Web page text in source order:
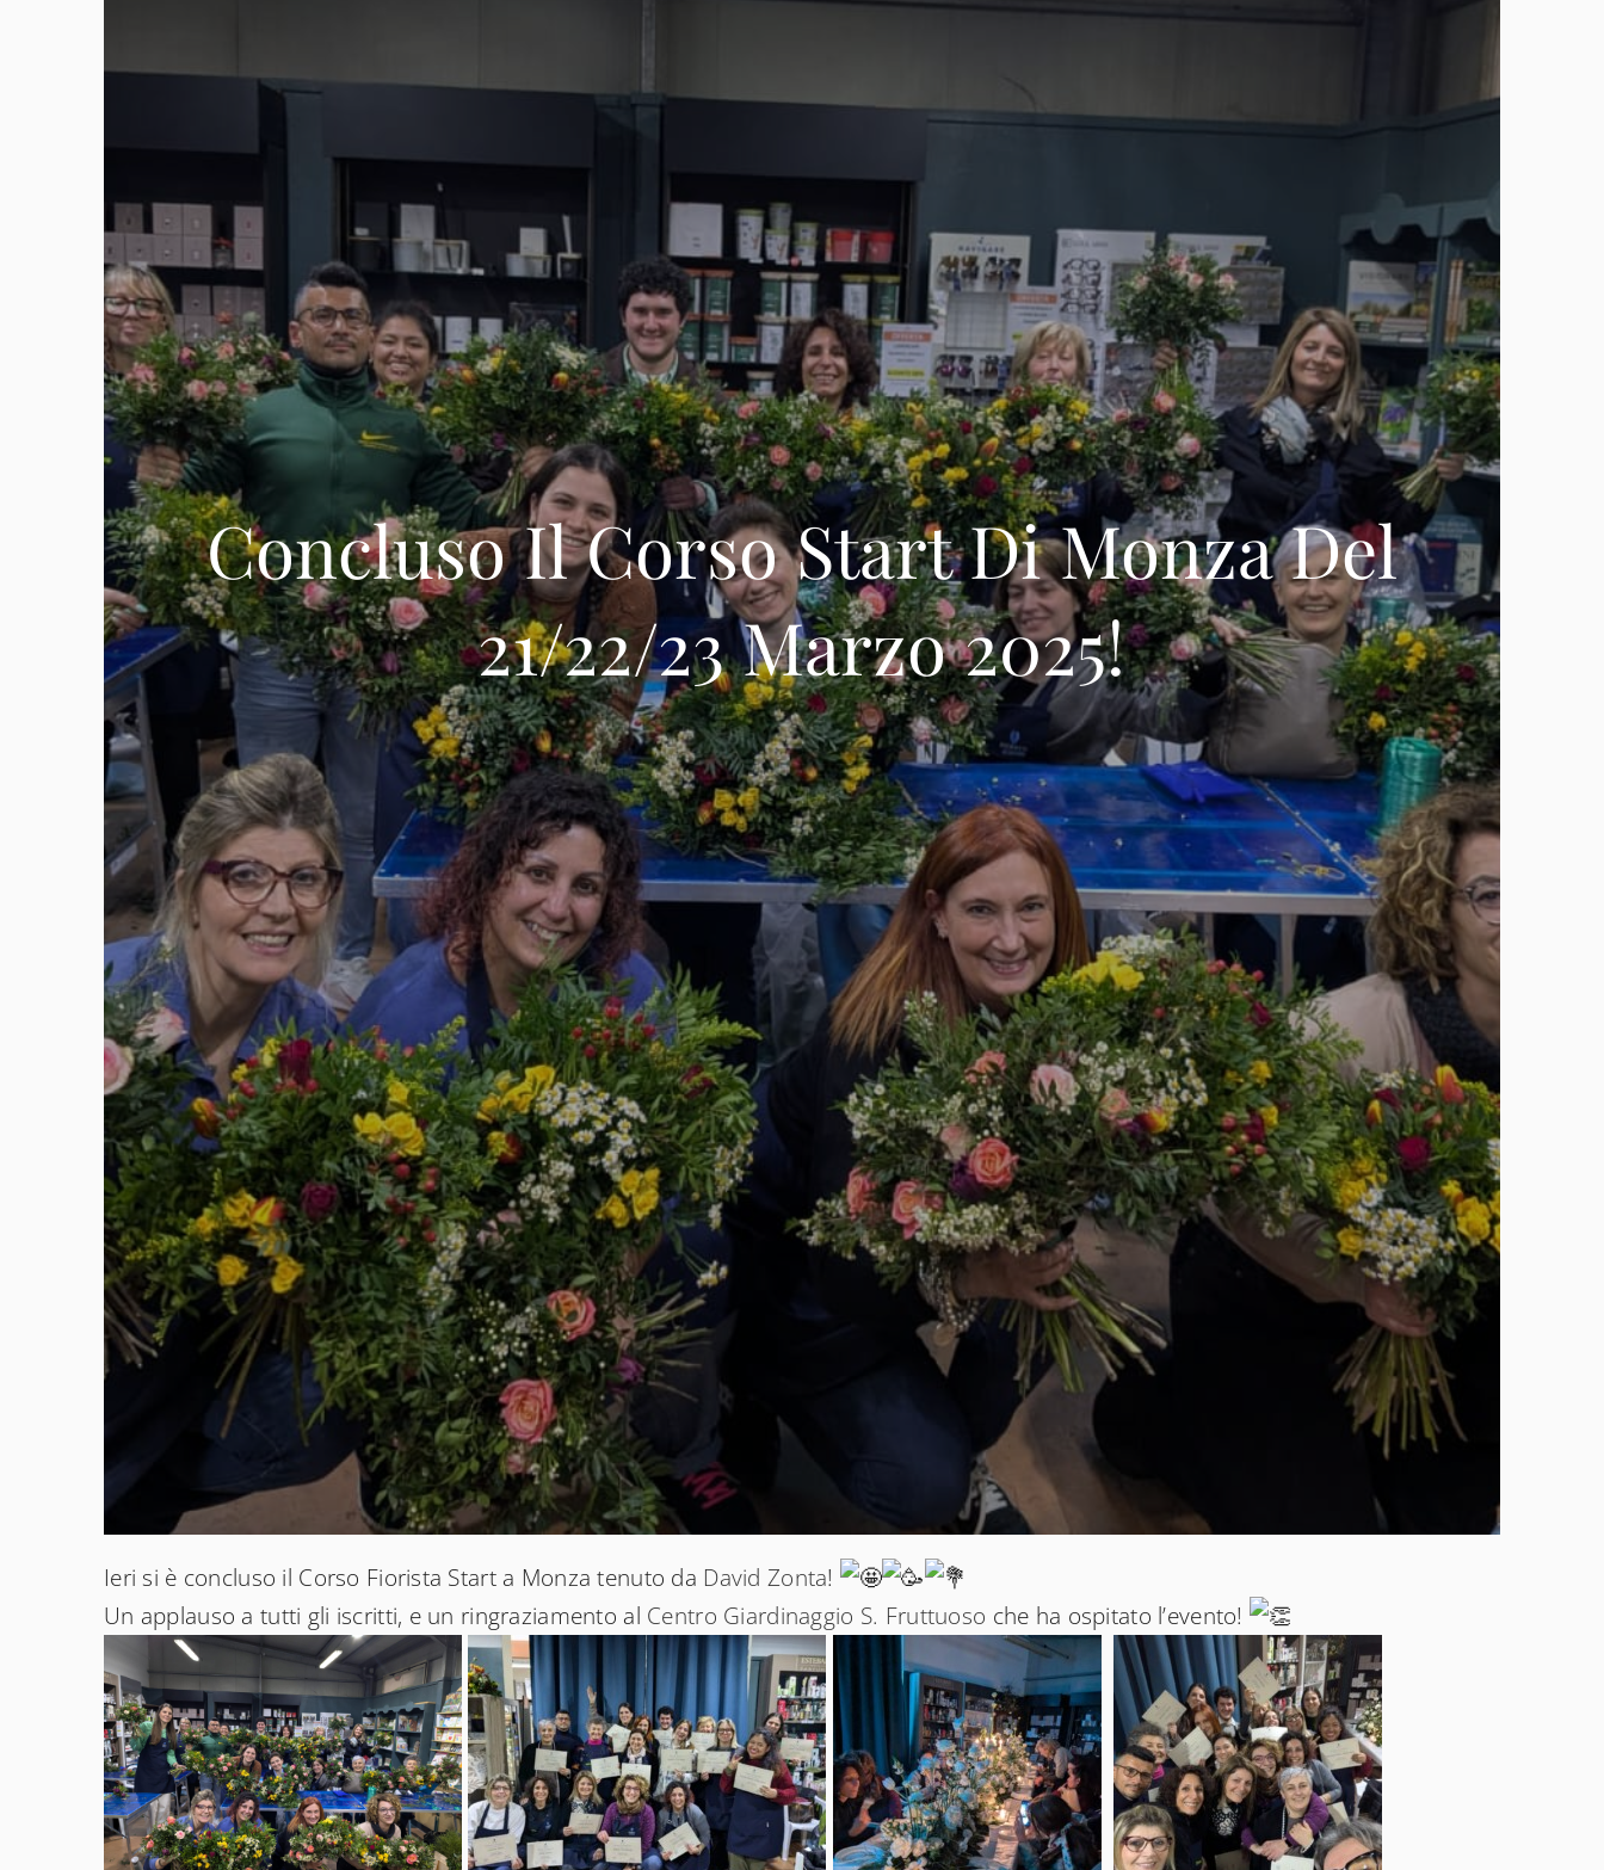
Concluso Il Corso Start Di Monza Del
21/22/23 Marzo 2025!
Ieri si è concluso il Corso Fiorista Start a Monza tenuto da David Zonta!
Un applauso a tutti gli iscritti, e un ringraziamento al Centro Giardinaggio S. Fruttuoso che ha ospitato l’evento!